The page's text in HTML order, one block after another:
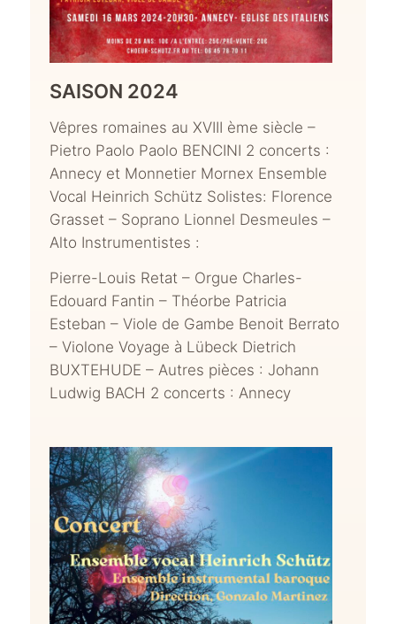
SAISON 2024
Vêpres romaines au XVIII ème siècle –
Pietro Paolo Paolo BENCINI 2 concerts :
Annecy et Monnetier Mornex Ensemble
Vocal Heinrich Schütz Solistes: Florence
Grasset – Soprano Lionnel Desmeules –
Alto Instrumentistes :
Pierre-Louis Retat – Orgue Charles-
Edouard Fantin – Théorbe Patricia
Esteban – Viole de Gambe Benoit Berrato
– Violone Voyage à Lübeck Dietrich
BUXTEHUDE – Autres pièces : Johann
Ludwig BACH 2 concerts : Annecy